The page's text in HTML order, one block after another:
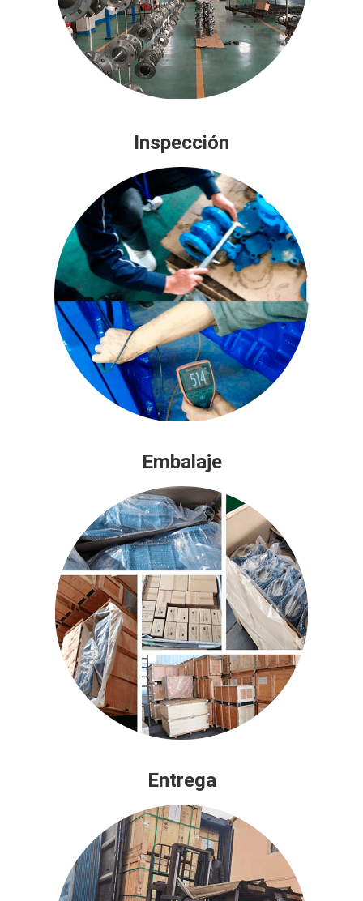
Inspección
Embalaje
Entrega